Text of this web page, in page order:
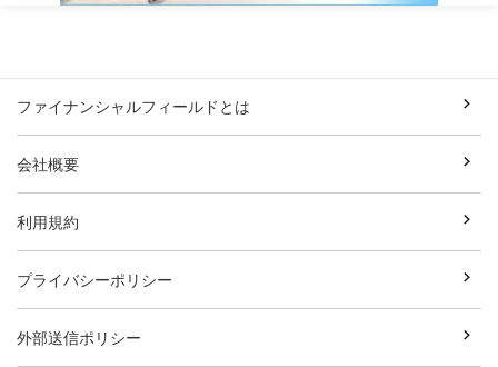
ファイナンシャルフィールドとは
会社概要
利用規約
プライバシーポリシー
外部送信ポリシー